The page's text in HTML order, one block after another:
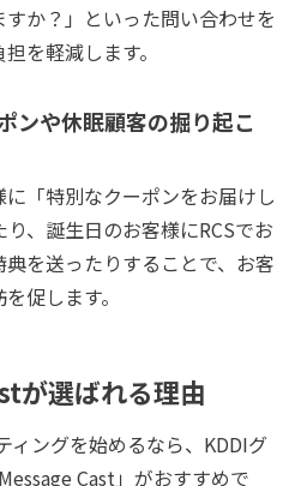
か？」といった問い合わせを
を軽減します。
ンや休眠顧客の掘り起こ
「特別なクーポンをお届けし
、誕生日のお客様にRCSでお
を送ったりすることで、お客
促します。
が選ばれる理由
ィングを始めるなら、KDDIグ
Cast」がおすすめで